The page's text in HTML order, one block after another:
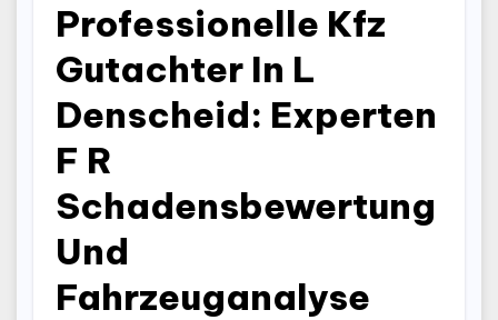
Professionelle Kfz
Gutachter In L
Denscheid: Experten
F R
Schadensbewertung
Und
Fahrzeuganalyse